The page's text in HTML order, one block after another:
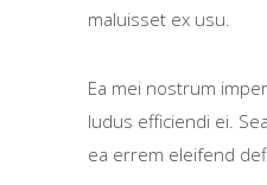
maluisset ex usu.
Ea mei nostrum
ludus efficiendi ei.
ea errem eleifend